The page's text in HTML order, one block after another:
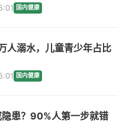
国内健康
人溺水，儿童青少年占比
国内健康
患？90%人第一步就错